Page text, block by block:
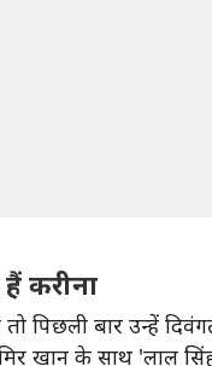
करीना
पिछली बार उन्हें
के साथ 'लाल सिंह